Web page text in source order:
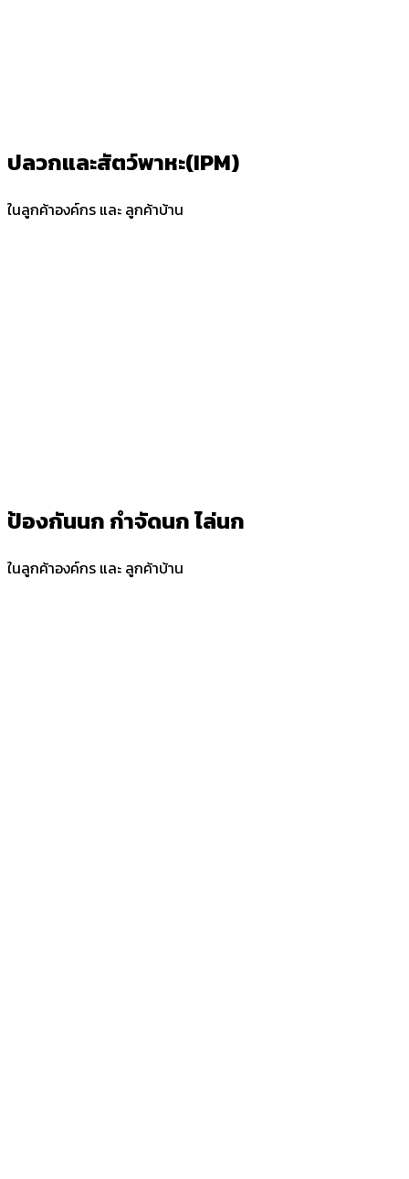
ปลวกและสัตว์พาหะ(IPM)
ในลูกค้าองค์กร และ ลูกค้าบ้าน
ป้องกันนก กำจัดนก ไล่นก
ในลูกค้าองค์กร และ ลูกค้าบ้าน